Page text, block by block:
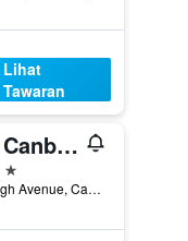
Lihat
Tawaran
Ovolo Canberra, a Wyndham Hotel
25 Edinburgh Avenue, Canberra, ACT, Australia